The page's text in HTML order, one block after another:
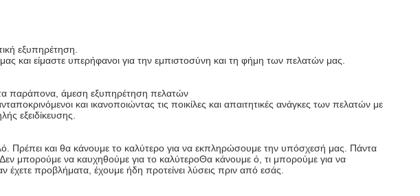
εξυπηρέτηση.
και είμαστε υπερήφανοι για την εμπιστοσύνη και τη φήμη των πελατών μας.
παράπονα, άμεση εξυπηρέτηση πελατών
και ικανοποιώντας τις ποικίλες και απαιτητικές ανάγκες των πελατών με
εξειδίκευσης.
Πρέπει και θα κάνουμε το καλύτερο για να εκπληρώσουμε την υπόσχεσή μας. Πάντα
μπορούμε να καυχηθούμε για το καλύτεροΘα κάνουμε ό, τι μπορούμε για να
προβλήματα, έχουμε ήδη προτείνει λύσεις πριν από εσάς.